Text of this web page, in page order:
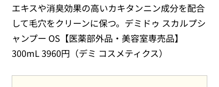
エキスや消臭効果の高いカキタンニン成分を配合
して毛穴をクリーンに保つ。デミドゥ スカルプシ
ャンプー OS【医薬部外品・美容室専売品】
300mL 3960円（デミ コスメティクス）